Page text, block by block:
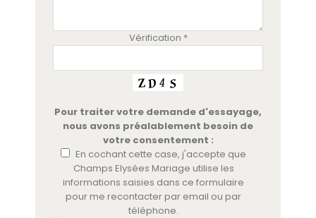
Vérification *
Pour traiter votre demande d'essayage,
nous avons préalablement besoin de
votre consentement :
En cochant cette case, j'accepte que
Champs Elysées Mariage utilise les
informations saisies dans ce formulaire
pour me recontacter par email ou par
téléphone.